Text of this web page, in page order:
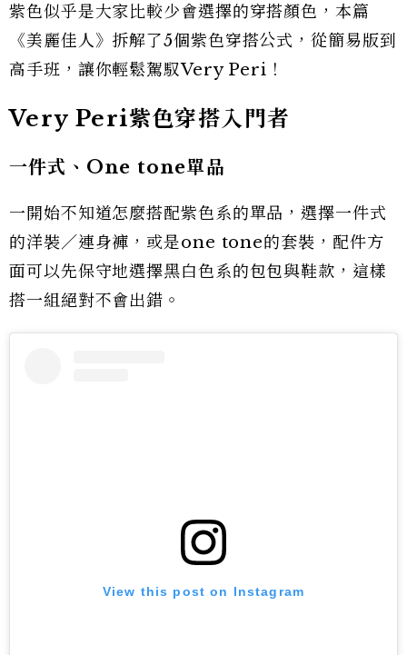
紫色似乎是大家比較少會選擇的穿搭顏色，本篇
《美麗佳人》拆解了5個紫色穿搭公式，從簡易版到
高手班，讓你輕鬆駕馭Very Peri！
Very Peri紫色穿搭入門者
一件式、One tone單品
一開始不知道怎麼搭配紫色系的單品，選擇一件式
的洋裝／連身褲，或是one tone的套裝，配件方
面可以先保守地選擇黑白色系的包包與鞋款，這樣
搭一組絕對不會出錯。
View this post on Instagram